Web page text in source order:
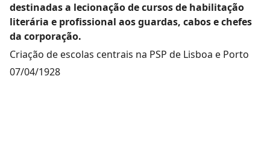
destinadas a lecionação de cursos de habilitação
literária e profissional aos guardas, cabos e chefes
da corporação.
Criação de escolas centrais na PSP de Lisboa e Porto
07/04/1928